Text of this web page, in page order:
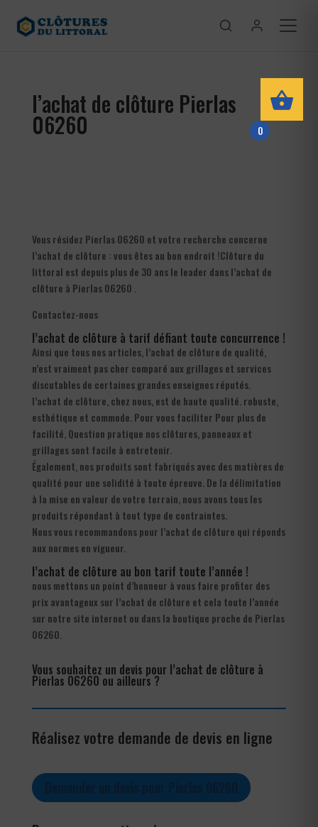
l’achat de clôture Pierlas
06260
Vous résidez Pierlas 06260 et votre recherche concerne
l’achat de clôture : vous êtes au bon endroit !Clôture du
littoral est depuis plus de 30 ans le leader dans l’achat de
clôture à Pierlas 06260 .
Contactez-nous
l’achat de clôture à tarif défiant toute concurrence !
Ainsi que tous nos articles, l’achat de clôture de qualité,
n’est vraiment pas cher comparé aux grillages et services
discutables de certaines grandes enseignes réputés.
l’achat de clôture, chez nous, est de haute qualité. robuste,
esthétique et commode. Pour vous faciliter Pour plus de
facilité, Question pratique nos clôtures, panneaux et
grillages sont facile à entretenir.
Également, nos produits sont fabriqués avec des matières de
qualité pour une solidité à toute épreuve. De la délimitation
à la mise en valeur de votre terrain, nous avons tous les
produits répondant à tout type de contraintes.
Nous vous recommandons pour l’achat de clôture qui réponds
aux normes en vigueur.
l’achat de clôture au bon tarif toute l’année !
nous mettons un point d’honneur à vous faire profiter des
prix avantageux sur l’achat de clôture et cela toute l’année
sur notre site internet ou dans la boutique proche de Pierlas
06260.
Vous souhaitez un devis pour l’achat de clôture à
Pierlas 06260 ou ailleurs ?
Réalisez votre demande de devis en ligne
0